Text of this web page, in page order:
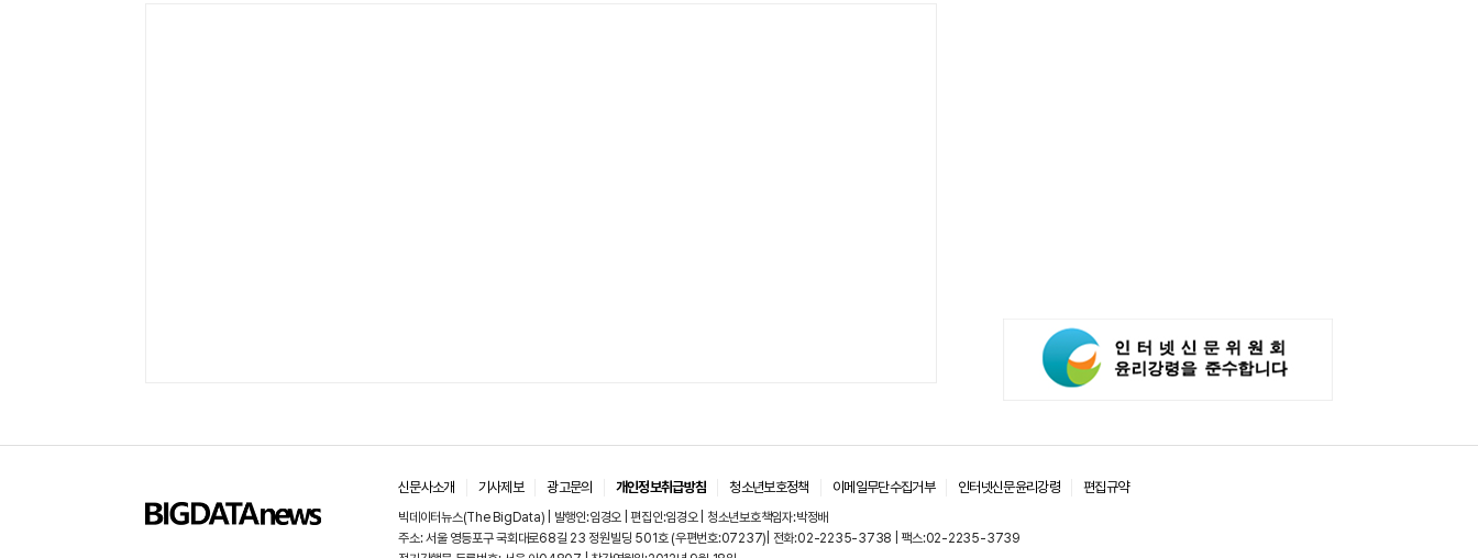
신문사소개 기사제보 광고문의 개인정보취급방침 청소년보호정책 이메일무단수집거부 인터넷신문윤리강령 편집규약
빅데이터뉴스(The BigData) | 발행인:임경오 | 편집인:임경오 | 청소년보호책임자:박정배
주소: 서울 영등포구 국회대로68길 23 정원빌딩 501호 (우편번호:07237)| 전화:02-2235-3738 | 팩스:02-2235-3739